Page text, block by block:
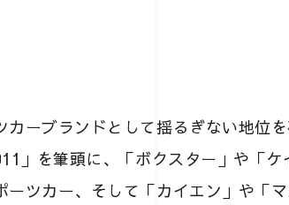
カーブランドとして揺るぎない地位
」を筆頭に、「ボクスター」や「
ーツカー、そして「カイエン」や「